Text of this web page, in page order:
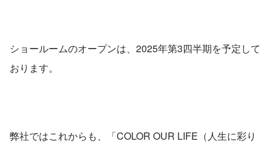
ショールームのオープンは、2025年第3四半期を予定して
おります。
弊社ではこれからも、「COLOR OUR LIFE（人生に彩り